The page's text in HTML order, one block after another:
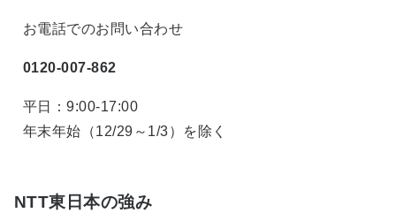
お電話でのお問い合わせ
0120-007-862
平日：9:00-17:00
年末年始（12/29～1/3）を除く
NTT東日本の強み